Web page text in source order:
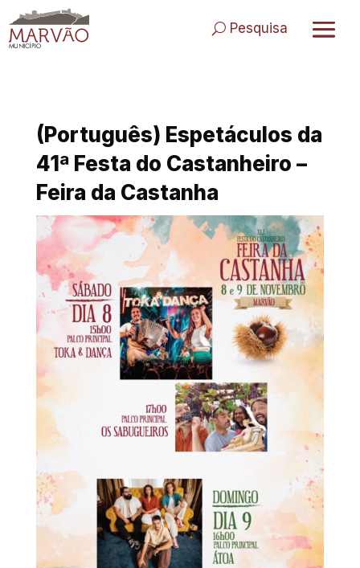
to
content
Pesquisa
(Português) Espetáculos da
41ª Festa do Castanheiro –
Feira da Castanha